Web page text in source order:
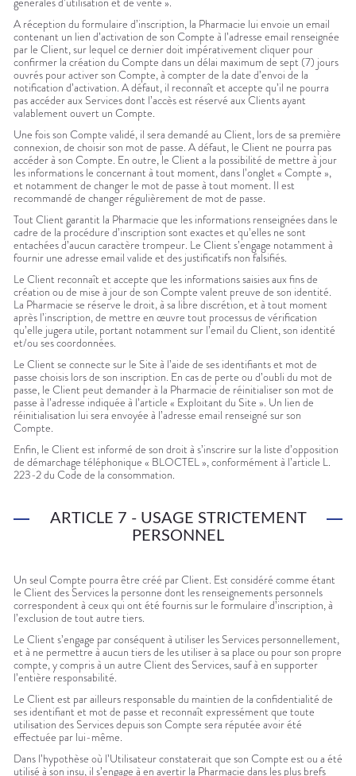
A réception du formulaire d’inscription, la Pharmacie lui envoie un email
contenant un lien d’activation de son Compte à l’adresse email renseignée
par le Client, sur lequel ce dernier doit impérativement cliquer pour
confirmer la création du Compte dans un délai maximum de sept (7) jours
ouvrés pour activer son Compte, à compter de la date d’envoi de la
notification d’activation. A défaut, il reconnaît et accepte qu’il ne pourra
pas accéder aux Services dont l’accès est réservé aux Clients ayant
valablement ouvert un Compte.
Une fois son Compte validé, il sera demandé au Client, lors de sa première
connexion, de choisir son mot de passe. A défaut, le Client ne pourra pas
accéder à son Compte. En outre, le Client a la possibilité de mettre à jour
les informations le concernant à tout moment, dans l’onglet « Compte »,
et notamment de changer le mot de passe à tout moment. Il est
recommandé de changer régulièrement de mot de passe.
Tout Client garantit la Pharmacie que les informations renseignées dans le
cadre de la procédure d’inscription sont exactes et qu’elles ne sont
entachées d’aucun caractère trompeur. Le Client s’engage notamment à
fournir une adresse email valide et des justificatifs non falsifiés.
Le Client reconnaît et accepte que les informations saisies aux fins de
création ou de mise à jour de son Compte valent preuve de son identité.
La Pharmacie se réserve le droit, à sa libre discrétion, et à tout moment
après l’inscription, de mettre en œuvre tout processus de vérification
qu’elle jugera utile, portant notamment sur l’email du Client, son identité
et/ou ses coordonnées.
Le Client se connecte sur le Site à l’aide de ses identifiants et mot de
passe choisis lors de son inscription. En cas de perte ou d’oubli du mot de
passe, le Client peut demander à la Pharmacie de réinitialiser son mot de
passe à l’adresse indiquée à l’article « Exploitant du Site ». Un lien de
réinitialisation lui sera envoyée à l’adresse email renseigné sur son
Compte.
Enfin, le Client est informé de son droit à s’inscrire sur la liste d’opposition
de démarchage téléphonique « BLOCTEL », conformément à l’article L.
223-2 du Code de la consommation.
ARTICLE 7 - USAGE STRICTEMENT
PERSONNEL
Un seul Compte pourra être créé par Client. Est considéré comme étant
le Client des Services la personne dont les renseignements personnels
correspondent à ceux qui ont été fournis sur le formulaire d’inscription, à
l’exclusion de tout autre tiers.
Le Client s’engage par conséquent à utiliser les Services personnellement,
et à ne permettre à aucun tiers de les utiliser à sa place ou pour son propre
compte, y compris à un autre Client des Services, sauf à en supporter
l’entière responsabilité.
Le Client est par ailleurs responsable du maintien de la confidentialité de
ses identifiant et mot de passe et reconnaît expressément que toute
utilisation des Services depuis son Compte sera réputée avoir été
effectuée par lui-même.
Dans l’hypothèse où l’Utilisateur constaterait que son Compte est ou a été
utilisé à son insu, il s’engage à en avertir la Pharmacie dans les plus brefs